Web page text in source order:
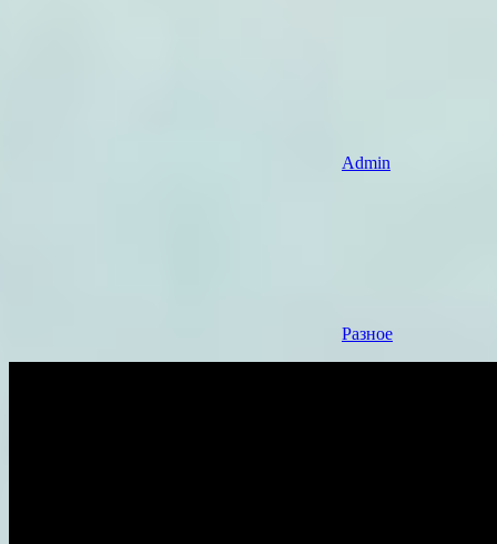
Admin
Разное